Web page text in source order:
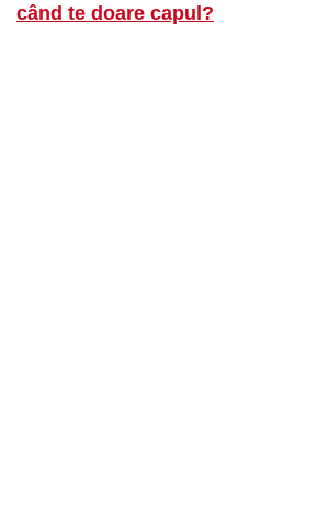
când te doare capul?